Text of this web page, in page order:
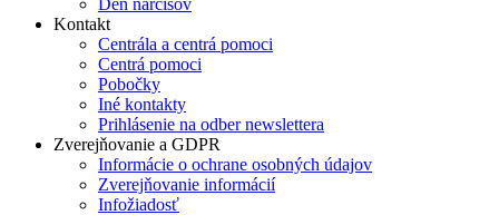
Kontakt
Centrála a centrá pomoci
Centrá pomoci
Pobočky
Iné kontakty
Prihlásenie na odber newslettera
Zverejňovanie a GDPR
Informácie o ochrane osobných údajov
Zverejňovanie informácií
Infožiadosť